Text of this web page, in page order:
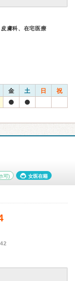
膚科、在宅医療
金 土 日 祝
可) 女医在籍